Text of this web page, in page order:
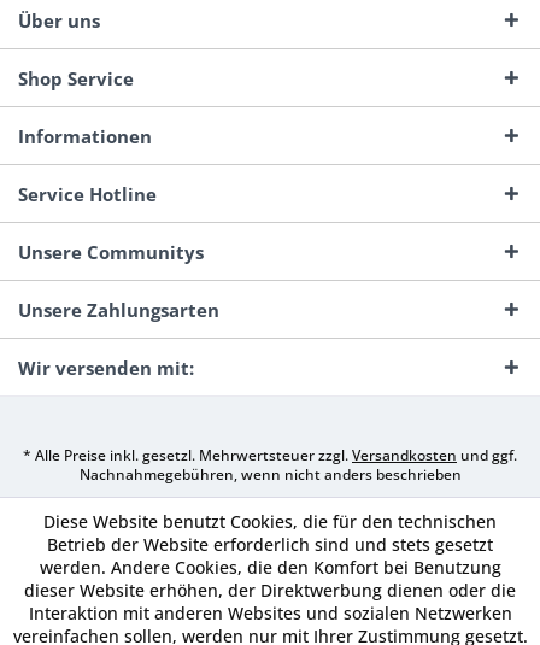
Über uns
Shop Service
Informationen
Service Hotline
Unsere Communitys
Unsere Zahlungsarten
Wir versenden mit:
* Alle Preise inkl. gesetzl. Mehrwertsteuer zzgl.Versandkosten und ggf.
Nachnahmegebühren, wenn nicht anders beschrieben
Diese Website benutzt Cookies, die für den technischen
Betrieb der Website erforderlich sind und stets gesetzt
werden. Andere Cookies, die den Komfort bei Benutzung
dieser Website erhöhen, der Direktwerbung dienen oder die
Interaktion mit anderen Websites und sozialen Netzwerken
vereinfachen sollen, werden nur mit Ihrer Zustimmung gesetzt.